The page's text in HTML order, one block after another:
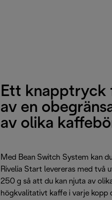
Ett knapptryck
av en
av olika
Med Bean Switch System kan
Rivelia Start levereras med två
250 g så att du kan njuta av
högkvalitativt kaffe i varje kopp